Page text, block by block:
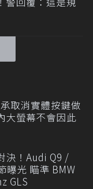
取消實體按鍵做
螢幕不會因此
決！Audi Q9 /
曝光 瞄準 BMW
GLS